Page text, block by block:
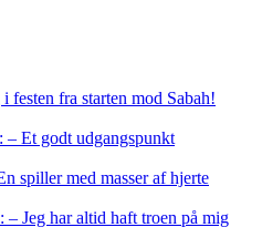
festen fra starten mod Sabah!
– Et godt udgangspunkt
spiller med masser af hjerte
– Jeg har altid haft troen på mig